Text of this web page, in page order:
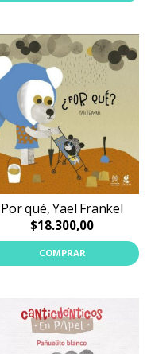
Por qué, Yael Frankel
$18.300,00
COMPRAR